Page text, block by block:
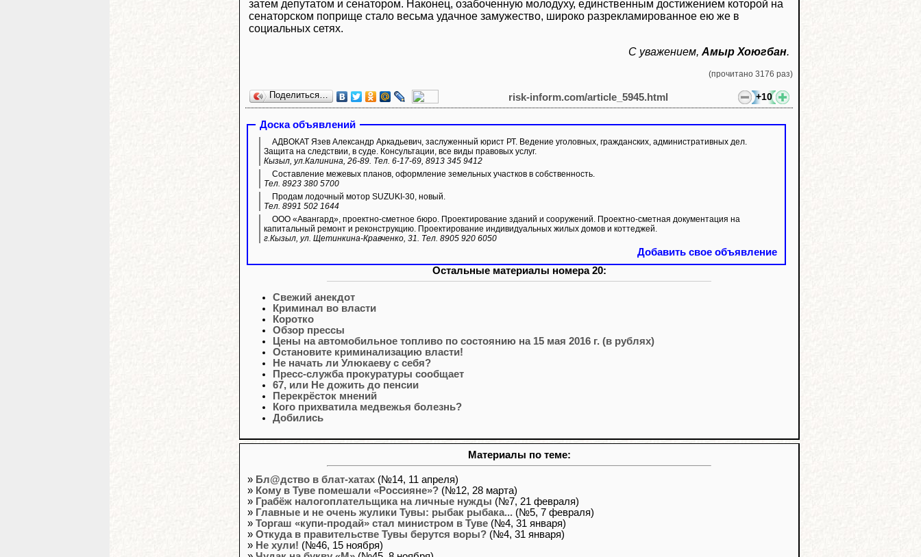
затем депутатом и сенатором. Наконец, озабоченную молодуху, единственным достижением которой на
сенаторском поприще стало весьма удачное замужество, широко разрекламированное ею же в
социальных сетях.
С уважением, Амыр Хоюгбан.
(прочитано 3176 раз)
Поделиться… +10
risk-inform.com/article_5945.html
Доска объявлений
АДВОКАТ Язев Александр Аркадьевич, заслуженный юрист РТ. Ведение уголовных, гражданских, административных дел.
Защита на следствии, в суде. Консультации, все виды правовых услуг.
Кызыл, ул.Калинина, 26-89. Тел. 6-17-69, 8913 345 9412
Составление межевых планов, оформление земельных участков в собственность.
Тел. 8923 380 5700
Продам лодочный мотор SUZUKI-30, новый.
Тел. 8991 502 1644
ООО «Авангард», проектно-сметное бюро. Проектирование зданий и сооружений. Проектно-сметная документация на
капитальный ремонт и реконструкцию. Проектирование индивидуальных жилых домов и коттеджей.
г.Кызыл, ул. Щетинкина-Кравченко, 31. Тел. 8905 920 6050
Добавить свое объявление
Остальные материалы номера 20:
Свежий анекдот
Криминал во власти
Коротко
Обзор прессы
Цены на автомобильное топливо по состоянию на 15 мая 2016 г. (в рублях)
Остановите криминализацию власти!
Не начать ли Улюкаеву с себя?
Пресс-служба прокуратуры сообщает
67, или Не дожить до пенсии
Перекрёсток мнений
Кого прихватила медвежья болезнь?
Добились
Материалы по теме:
» Бл@дство в блат-хатах (№14, 11 апреля)
» Кому в Туве помешали «Россияне»? (№12, 28 марта)
» Грабёж налогоплательщика на личные нужды (№7, 21 февраля)
» Главные и не очень жулики Тувы: рыбак рыбака... (№5, 7 февраля)
» Торгаш «купи-продай» стал министром в Туве (№4, 31 января)
» Откуда в правительстве Тувы берутся воры? (№4, 31 января)
» Не хули! (№46, 15 ноября)